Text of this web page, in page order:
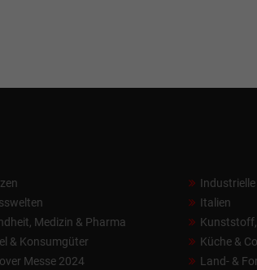
Medizin & Pharma
& Konsumgüter
Messe 2024
Italien
Kunststoff,
Küche & Co.
Land- &